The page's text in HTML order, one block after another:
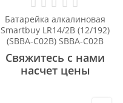
Батарейка алкалиновая
Smartbuy LR14/2B (12/192)
(SBBA-C02B) SBBA-C02B
Свяжитесь с нами
насчет цены